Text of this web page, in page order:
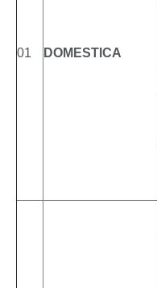
01 DOMESTICA